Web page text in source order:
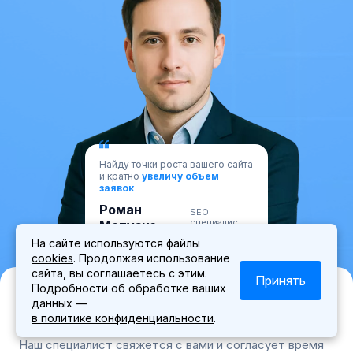
Запишитесь на личную встречу с
экспертом
Наш специалист свяжется с вами и согласует время
Найду точки роста вашего сайта
и кратно увеличу объем
заявок
Роман
Мотузко
SEO
специалист
На сайте используются файлы
cookies. Продолжая использование
сайта, вы соглашаетесь с этим.
Подробности об обработке ваших
данных —
в политике конфиденциальности.
Принять